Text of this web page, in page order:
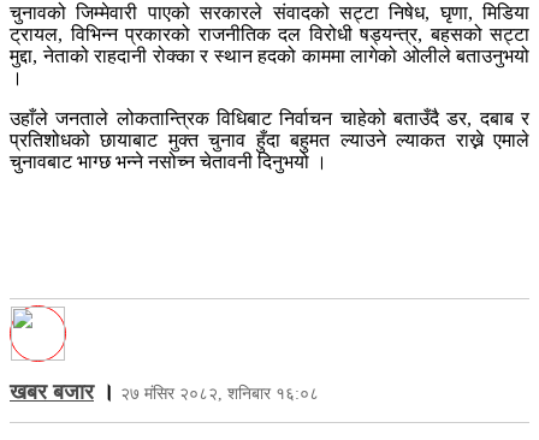
चुनावको जिम्मेवारी पाएको सरकारले संवादको सट्टा निषेध, घृणा, मिडिया
ट्रायल, विभिन्न प्रकारको राजनीतिक दल विरोधी षड्यन्त्र, बहसको सट्टा
मुद्दा, नेताको राहदानी रोक्का र स्थान हदको काममा लागेको ओलीले बताउनुभयो
।
उहाँले जनताले लोकतान्त्रिक विधिबाट निर्वाचन चाहेको बताउँदै डर, दबाब र
प्रतिशोधको छायाबाट मुक्त चुनाव हुँदा बहुमत ल्याउने ल्याकत राख्ने एमाले
चुनावबाट भाग्छ भन्ने नसोच्न चेतावनी दिनुभयो ।
खबर बजार। २७ मंसिर २०८२, शनिबार १६:०८